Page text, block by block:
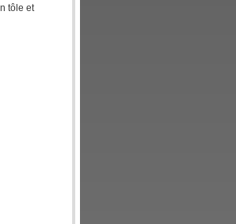
tôle et